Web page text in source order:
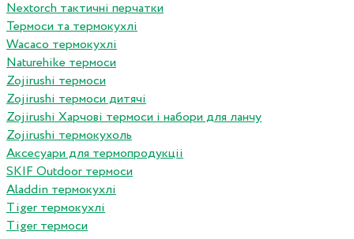
Nextorch тактичні перчатки
Термоси та термокухлі
Wacaco термокухлі
Naturehike термоси
Zojirushi термоси
Zojirushi термоси дитячі
Zojirushi Харчові термоси і набори для ланчу
Zojirushi термокухоль
Аксесуари для термопродукціі
SKIF Outdoor термоси
Aladdin термокухлі
Tiger термокухлі
Tiger термоси